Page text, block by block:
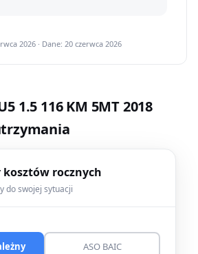
2026 · Dane: 20 czerwca 2026
1.5 116 KM 5MT 2018
rocznych
do swojej sytuacji
ASO BAIC